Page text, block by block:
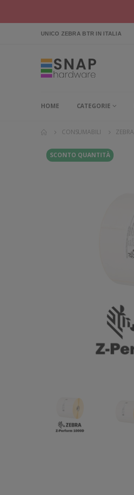
UNICO ZEBRA BTR IN ITALIA
HOME CATEGORIE
CONSUMABILI ZEBRA
SCONTO QUANTITÀ